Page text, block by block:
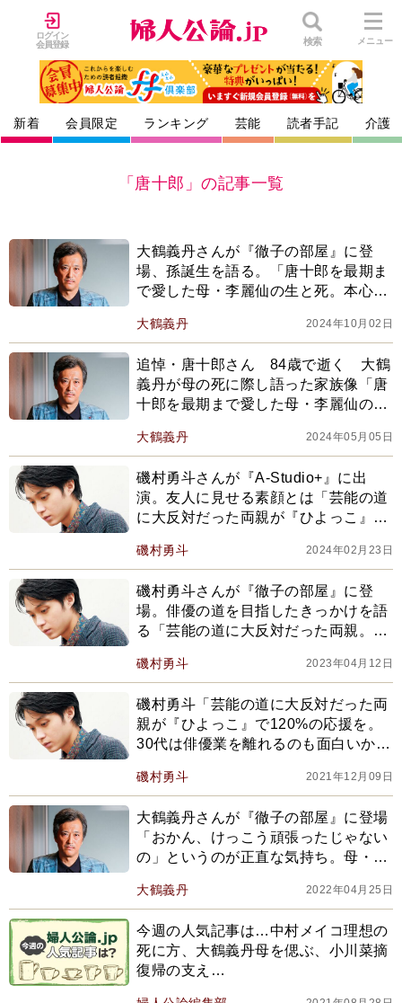
ログイン
会員登録
検索 メニュー
新着 会員限定 ランキング 芸能 読者手記 介護
「唐十郎」の記事一覧
大鶴義丹さんが『徹子の部屋』に登
場、孫誕生を語る。「唐十郎を最期ま
で愛した母・李麗仙の生と死。本心を
た」
大鶴義丹 2024年10月02日
追悼・唐十郎さん 84歳で逝く 大鶴
義丹が母の死に際し語った家族像「唐
十郎を最期まで愛した母・李麗仙の生
大鶴義丹 2024年05月05日
磯村勇斗さんが『A-Studio+』に出
演。友人に見せる素顔とは「芸能の道
に大反対だった両親が『ひよっこ』で
磯村勇斗 2024年02月23日
磯村勇斗さんが『徹子の部屋』に登
場。俳優の道を目指したきっかけを語
る「芸能の道に大反対だった両親。同
磯村勇斗 2023年04月12日
磯村勇斗「芸能の道に大反対だった両
親が『ひよっこ』で120%の応援を。
30代は俳優業を離れるのも面白いか
磯村勇斗 2021年12月09日
大鶴義丹さんが『徹子の部屋』に登場
「おかん、けっこう頑張ったじゃない
の」というのが正直な気持ち。母・李
大鶴義丹 2022年04月25日
今週の人気記事は…中村メイコ理想の
死に方、大鶴義丹母を偲ぶ、小川菜摘
復帰の支え…